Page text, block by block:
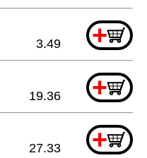
+
3.49
+
19.36
+
27.33